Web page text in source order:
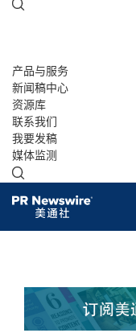
产品与服务
新闻稿中心
资源库
联系我们
我要发稿
媒体监测
概览 美通说传播